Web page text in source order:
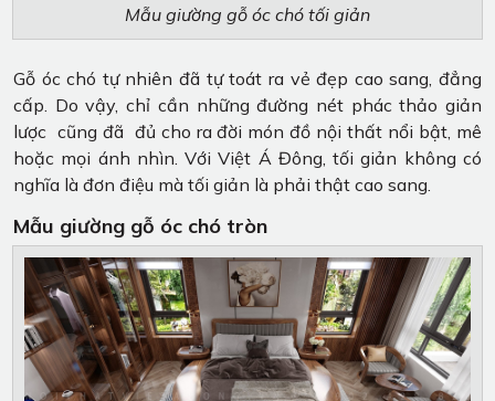
Mẫu giường gỗ óc chó tối giản
Gỗ óc chó tự nhiên đã tự toát ra vẻ đẹp cao sang, đẳng
cấp. Do vậy, chỉ cần những đường nét phác thảo giản
lược cũng đã đủ cho ra đời món đồ nội thất nổi bật, mê
hoặc mọi ánh nhìn. Với Việt Á Đông, tối giản không có
nghĩa là đơn điệu mà tối giản là phải thật cao sang.
Mẫu giường gỗ óc chó tròn